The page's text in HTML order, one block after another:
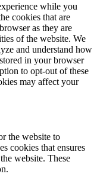
while you
cookies that are
as they are
of the website. We
and understand how
in your browser
to opt-out of these
may affect your
the website to
cookies that ensures
website. These